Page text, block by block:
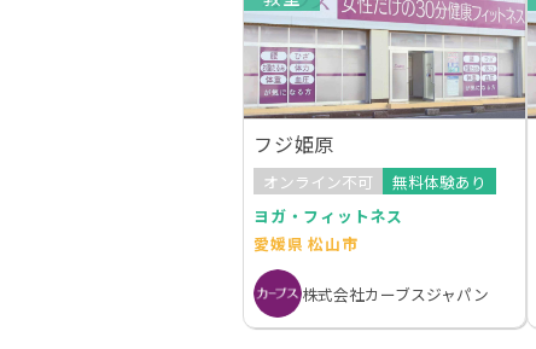
フジ姫原
オンライン不可
無料体験あり
ヨガ・フィットネス
愛媛県 松山市
株式会社カーブスジャパン